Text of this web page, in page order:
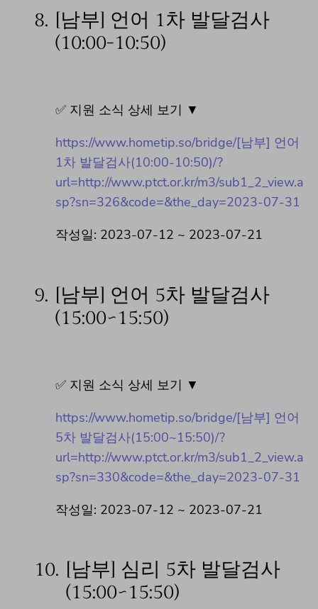
8.
[남부] 언어 1차 발달검사
(10:00-10:50)
✅ 지원 소식 상세 보기 ▼
https://www.hometip.so/bridge/[남부] 언어
1차 발달검사(10:00-10:50)/?
url=http://www.ptct.or.kr/m3/sub1_2_view.a
sp?sn=326&code=&the_day=2023-07-31
작성일: 2023-07-12 ~ 2023-07-21
9. [남부] 언어 5차 발달검사
(15:00~15:50)
✅ 지원 소식 상세 보기 ▼
https://www.hometip.so/bridge/[남부] 언어
5차 발달검사(15:00~15:50)/?
url=http://www.ptct.or.kr/m3/sub1_2_view.a
sp?sn=330&code=&the_day=2023-07-31
작성일: 2023-07-12 ~ 2023-07-21
10. [남부] 심리 5차 발달검사
(15:00~15:50)